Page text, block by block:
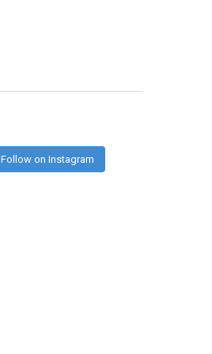
Follow on Instagram